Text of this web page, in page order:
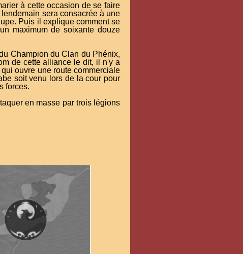
à cette occasion de se faire
sera consacrée à une
Puis il explique comment se
maximum de soixante douze
Champion du Clan du Phénix,
de cette alliance le dit, il n'y a
ouvre une route commerciale
soit venu lors de la cour pour
forces.
en masse par trois légions